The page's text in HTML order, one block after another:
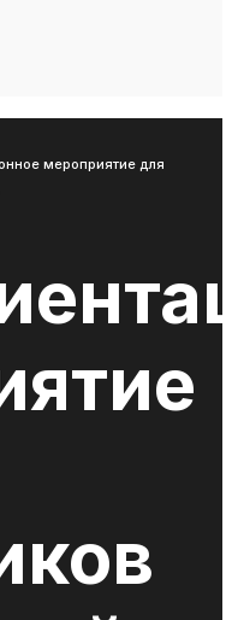
мероприятие для